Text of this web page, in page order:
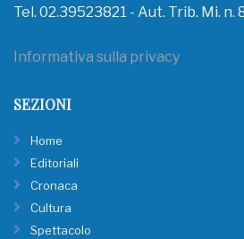
Tel. 02.39523821 - Aut. Trib. Mi. n.
Informativa sulla privacy
SEZIONI
Home
Editoriali
Cronaca
Cultura
Spettacolo